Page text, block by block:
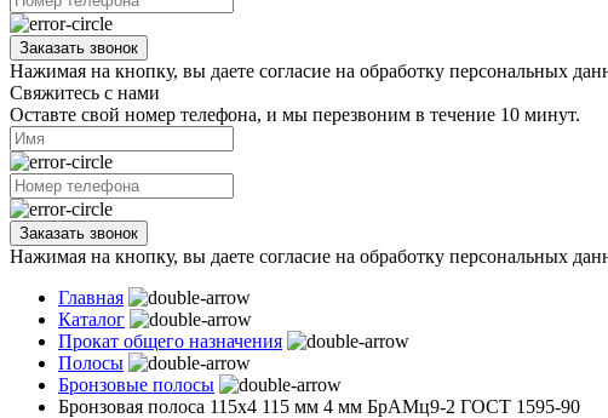
Заказать звонок
Нажимая на кнопку, вы даете согласие на обработку персональных
Свяжитесь с нами
Оставте свой номер телефона, и мы перезвоним в течение 10 минут.
Заказать звонок
Нажимая на кнопку, вы даете согласие на обработку персональных
Главная
Каталог
Прокат общего назначения
Полосы
Бронзовые полосы
Бронзовая полоса 115х4 115 мм 4 мм БрАМц9-2 ГОСТ 1595-90